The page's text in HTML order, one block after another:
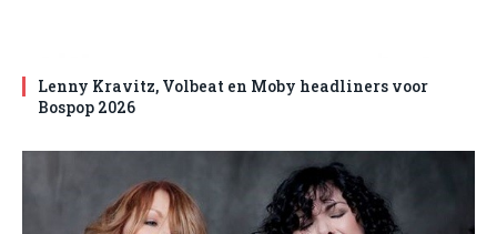
Lenny Kravitz, Volbeat en Moby headliners voor
Bospop 2026